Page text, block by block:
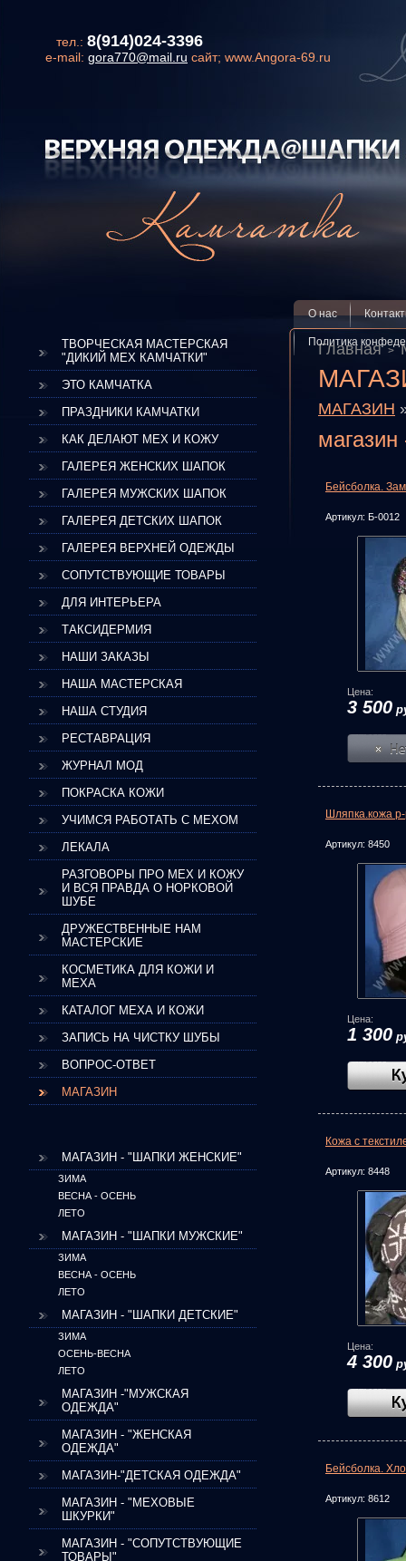
О нас
Политика
тел.: 8(914)024-3396
e-mail: gora770@mail.ru сайт; www.Angora-69.ru
ТВОРЧЕСКАЯ МАСТЕРСКАЯ
"ДИКИЙ МЕХ КАМЧАТКИ"
ЭТО КАМЧАТКА
ПРАЗДНИКИ КАМЧАТКИ
КАК ДЕЛАЮТ МЕХ И КОЖУ
ГАЛЕРЕЯ ЖЕНСКИХ ШАПОК
ГАЛЕРЕЯ МУЖСКИХ ШАПОК
ГАЛЕРЕЯ ДЕТСКИХ ШАПОК
ГАЛЕРЕЯ ВЕРХНЕЙ ОДЕЖДЫ
СОПУТСТВУЮЩИЕ ТОВАРЫ
ДЛЯ ИНТЕРЬЕРА
ТАКСИДЕРМИЯ
НАШИ ЗАКАЗЫ
НАША МАСТЕРСКАЯ
НАША СТУДИЯ
РЕСТАВРАЦИЯ
ЖУРНАЛ МОД
ПОКРАСКА КОЖИ
УЧИМСЯ РАБОТАТЬ С МЕХОМ
ЛЕКАЛА
РАЗГОВОРЫ ПРО МЕХ И КОЖУ
И ВСЯ ПРАВДА О НОРКОВОЙ
ШУБЕ
ДРУЖЕСТВЕННЫЕ НАМ
МАСТЕРСКИЕ
КОСМЕТИКА ДЛЯ КОЖИ И
МЕХА
КАТАЛОГ МЕХА И КОЖИ
ЗАПИСЬ НА ЧИСТКУ ШУБЫ
ВОПРОС-ОТВЕТ
МАГАЗИН
МАГАЗИН - "ШАПКИ ЖЕНСКИЕ"
ЗИМА
ВЕСНА - ОСЕНЬ
ЛЕТО
МАГАЗИН - "ШАПКИ МУЖСКИЕ"
ЗИМА
ВЕСНА - ОСЕНЬ
ЛЕТО
МАГАЗИН - "ШАПКИ ДЕТСКИЕ"
ЗИМА
ОСЕНЬ-ВЕСНА
ЛЕТО
МАГАЗИН -"МУЖСКАЯ
ОДЕЖДА"
МАГАЗИН - "ЖЕНСКАЯ
ОДЕЖДА"
МАГАЗИН-"ДЕТСКАЯ ОДЕЖДА"
МАГАЗИН - "МЕХОВЫЕ
ШКУРКИ"
МАГАЗИН - "CОПУТСТВУЮЩИЕ
ТОВАРЫ"
Главная
МАГАЗИН
Бейсболка.
Артикул: Б-0012
Цена:
3 500
Шляпка.кожа
Артикул: 8450
Цена:
1 300
Кожа с
Артикул: 8448
Цена:
4 300
Бейсболка.
Артикул: 8612